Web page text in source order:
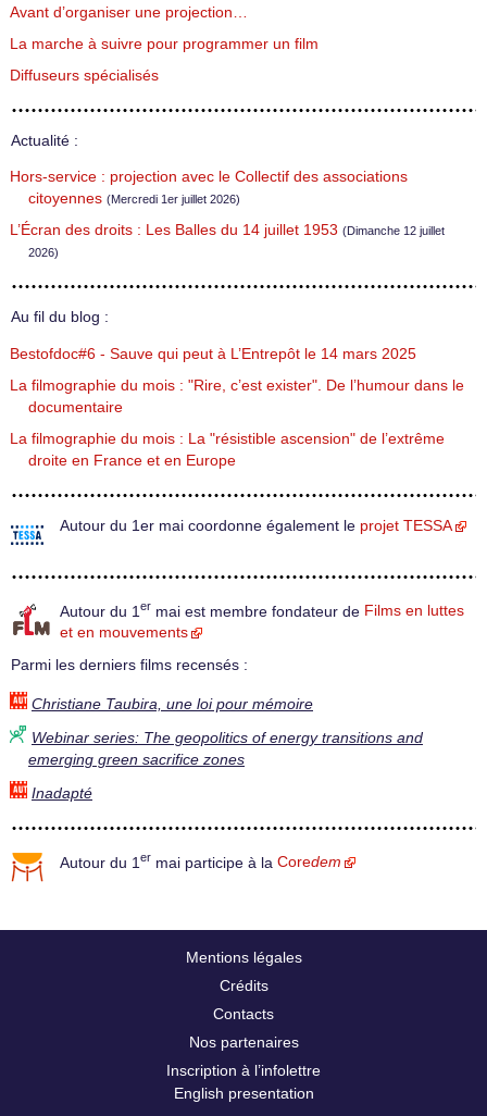
Avant d’organiser une projection…
La marche à suivre pour programmer un film
Diffuseurs spécialisés
Actualité :
Hors-service : projection avec le Collectif des associations
citoyennes (Mercredi 1er juillet 2026)
L’Écran des droits : Les Balles du 14 juillet 1953 (Dimanche 12 juillet
2026)
Au fil du blog :
Bestofdoc#6 - Sauve qui peut à L’Entrepôt le 14 mars 2025
La filmographie du mois : "Rire, c’est exister". De l’humour dans le
documentaire
La filmographie du mois : La "résistible ascension" de l’extrême
droite en France et en Europe
Autour du 1er mai coordonne également le projet TESSA
Autour du 1 er mai est membre fondateur de Films en luttes
et en mouvements
Parmi les derniers films recensés :
Christiane Taubira, une loi pour mémoire
Webinar series: The geopolitics of energy transitions and
emerging green sacrifice zones
Inadapté
Autour du 1 er mai participe à la Coredem
Mentions légales
Crédits
Contacts
Nos partenaires
Inscription à l’infolettre
English presentation